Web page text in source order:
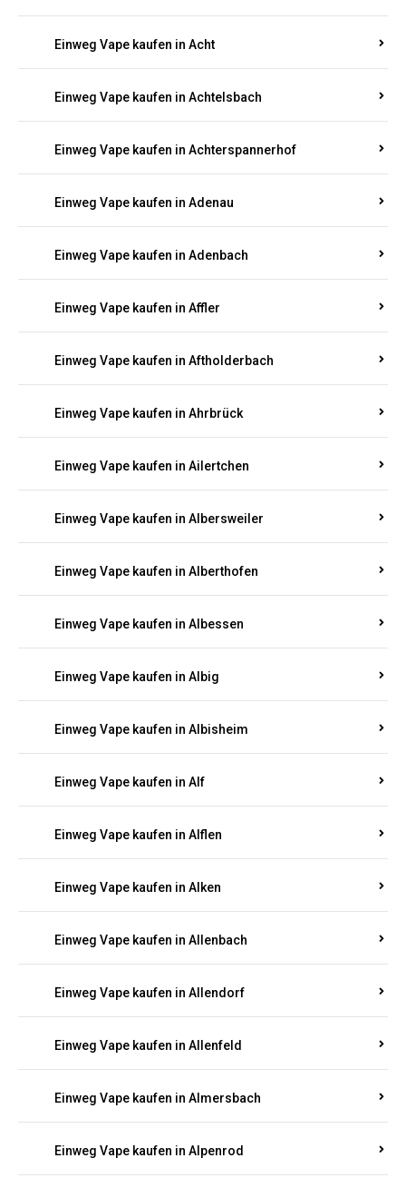
Einweg Vape kaufen in Acht
Einweg Vape kaufen in Achtelsbach
Einweg Vape kaufen in Achterspannerhof
Einweg Vape kaufen in Adenau
Einweg Vape kaufen in Adenbach
Einweg Vape kaufen in Affler
Einweg Vape kaufen in Aftholderbach
Einweg Vape kaufen in Ahrbrück
Einweg Vape kaufen in Ailertchen
Einweg Vape kaufen in Albersweiler
Einweg Vape kaufen in Alberthofen
Einweg Vape kaufen in Albessen
Einweg Vape kaufen in Albig
Einweg Vape kaufen in Albisheim
Einweg Vape kaufen in Alf
Einweg Vape kaufen in Alflen
Einweg Vape kaufen in Alken
Einweg Vape kaufen in Allenbach
Einweg Vape kaufen in Allendorf
Einweg Vape kaufen in Allenfeld
Einweg Vape kaufen in Almersbach
Einweg Vape kaufen in Alpenrod